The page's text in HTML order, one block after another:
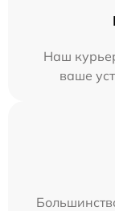
Наш
ваше